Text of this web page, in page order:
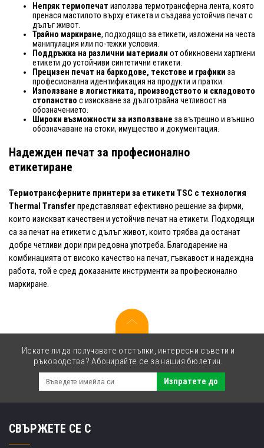
Непряк термопечат използва термотрансферна лента, която
пренася мастилото върху етикета и създава устойчив печат с
дълъг живот.
Трайно маркиране, подходящо за етикети, изложени на честа
манипулация или по-тежки условия.
Поддръжка на различни материали от обикновени хартиени
етикети до устойчиви синтетични етикети.
Прецизен печат на баркодове, текстове и графики за
професионална идентификация на продукти и пратки.
Използване в логистиката, производството и складовото
стопанство с изискване за дълготрайна четливост на
обозначението.
Широки възможности за използване за вътрешно и външно
обозначаване на стоки, имущество и документация.
Надежден печат за професионално
етикетиране
Термотрансферните принтери за етикети TSC с технология
Thermal Transfer представляват ефективно решение за фирми,
които изискват качествен и устойчив печат на етикети. Подходящи
са за печат на етикети с дълъг живот, които трябва да останат
добре четливи дори при редовна употреба. Благодарение на
комбинацията от високо качество на печат, гъвкавост и надеждна
работа, той е сред доказаните инструменти за професионално
маркиране.
Искате ли да получавате отстъпки, интересни съвети и
ръководства? Абонирайте се за нашия бюлетин.
Изпратете до
СВЪРЖЕТЕ СЕ С